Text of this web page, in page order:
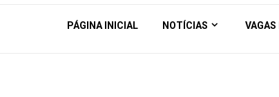
PÁGINA INICIAL NOTÍCIAS VAGAS